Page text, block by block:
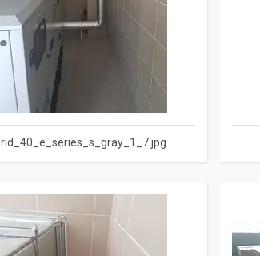
rid_40_e_series_s_gray_1_7.jpg